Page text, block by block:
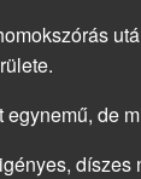
de
díszes